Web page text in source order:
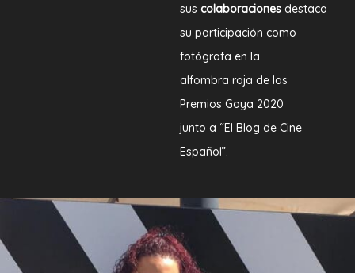
suscolaboraciones destaca
su participación como
fotógrafa en la
alfombra roja de los
Premios Goya 2020
junto a “El Blog de Cine
Español”.